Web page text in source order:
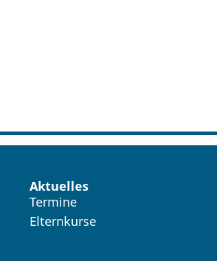
Aktuelles
Termine
Elternkurse